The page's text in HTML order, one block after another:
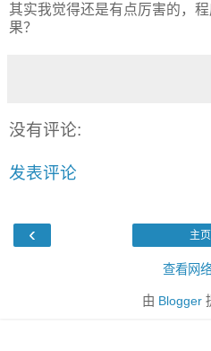
其实我觉得还是有点厉害的，
果？
没有评论:
发表评论
‹ 主页
查看网
由 Blogger